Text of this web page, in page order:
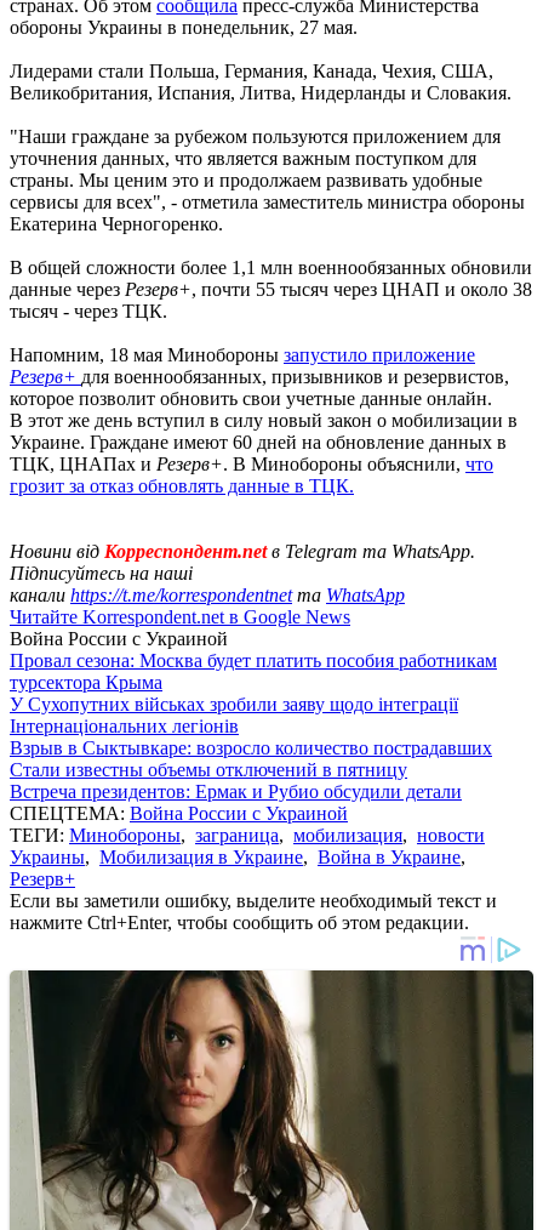
странах. Об этом сообщила пресс-служба Министерства
обороны Украины в понедельник, 27 мая.
Лидерами стали Польша, Германия, Канада, Чехия, США,
Великобритания, Испания, Литва, Нидерланды и Словакия.
"Наши граждане за рубежом пользуются приложением для
уточнения данных, что является важным поступком для
страны. Мы ценим это и продолжаем развивать удобные
сервисы для всех", - отметила заместитель министра обороны
Екатерина Черногоренко.
В общей сложности более 1,1 млн военнообязанных обновили
данные через Резерв+, почти 55 тысяч через ЦНАП и около 38
тысяч - через ТЦК.
Напомним, 18 мая Минобороны запустило приложение
Резерв+ для военнообязанных, призывников и резервистов,
которое позволит обновить свои учетные данные онлайн.
В этот же день вступил в силу новый закон о мобилизации в
Украине. Граждане имеют 60 дней на обновление данных в
ТЦК, ЦНАПах и Резерв+. В Минобороны объяснили, что
грозит за отказ обновлять данные в ТЦК.
Новини від Корреспондент.netв Telegram та WhatsApp.
Підписуйтесь на наші
канали https://t.me/korrespondentnetта WhatsApp
Читайте Korrespondent.net в Google News
Война России с Украиной
Провал сезона: Москва будет платить пособия работникам
турсектора Крыма
У Сухопутних військах зробили заяву щодо інтеграції
Інтернаціональних легіонів
Взрыв в Сыктывкаре: возросло количество пострадавших
Стали известны объемы отключений в пятницу
Встреча президентов: Ермак и Рубио обсудили детали
СПЕЦТЕМА: Война России с Украиной
ТЕГИ: Минобороны, заграница, мобилизация, новости
Украины, Мобилизация в Украине, Война в Украине,
Резерв+
Если вы заметили ошибку, выделите необходимый текст и
нажмите Ctrl+Enter, чтобы сообщить об этом редакции.